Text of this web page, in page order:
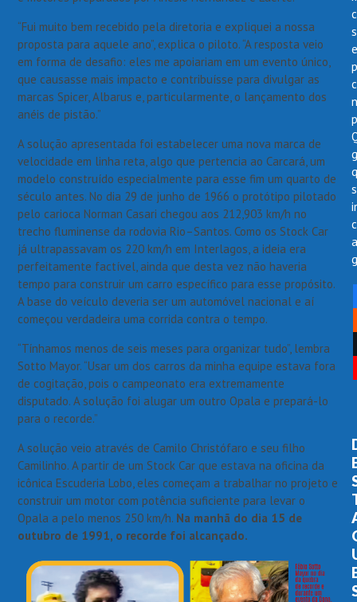
“Fui muito bem recebido pela diretoria e expliquei a nossa
proposta para aquele ano”, explica o piloto. “A resposta veio
em forma de desafio: eles me apoiariam em um evento único,
que causasse mais impacto e contribuísse para divulgar as
marcas Spicer, Albarus e, particularmente, o lançamento dos
anéis de pistão.”
A solução apresentada foi estabelecer uma nova marca de
velocidade em linha reta, algo que pertencia ao Carcará, um
modelo construído especialmente para esse fim um quarto de
século antes. No dia 29 de junho de 1966 o protótipo pilotado
pelo carioca Norman Casari chegou aos 212,903 km/h no
trecho fluminense da rodovia Rio–Santos. Como os Stock Car
já ultrapassavam os 220 km/h em Interlagos, a ideia era
perfeitamente factível, ainda que desta vez não haveria
tempo para construir um carro específico para esse propósito.
A base do veículo deveria ser um automóvel nacional e aí
começou verdadeira uma corrida contra o tempo.
“Tínhamos menos de seis meses para organizar tudo”, lembra
Sotto Mayor. “Usar um dos carros da minha equipe estava fora
de cogitação, pois o campeonato era extremamente
disputado. A solução foi alugar um outro Opala e prepará-lo
para o recorde.”
A solução veio através de Camilo Christófaro e seu filho
Camilinho. A partir de um Stock Car que estava na oficina da
icônica Escuderia Lobo, eles começam a trabalhar no projeto e
construir um motor com potência suficiente para levar o
Opala a pelo menos 250 km/h. Na manhã do dia 15 de
outubro de 1991, o recorde foi alcançado.
e
a